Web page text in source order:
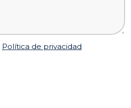
Política de privacidad